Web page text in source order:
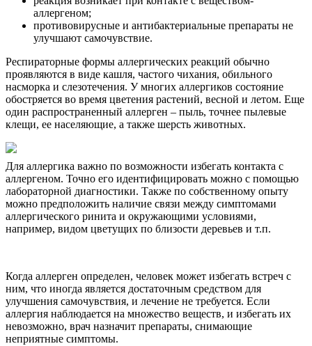
аллергеном;
противовирусные и антибактериальные препараты не
улучшают самочувствие.
Респираторные формы аллергических реакций обычно
проявляются в виде кашля, частого чихания, обильного
насморка и слезотечения. У многих аллергиков состояние
обостряется во время цветения растений, весной и летом. Еще
один распространенный аллерген – пыль, точнее пылевые
клещи, ее населяющие, а также шерсть животных.
Для аллергика важно по возможности избегать контакта с
аллергеном. Точно его идентифицировать можно с помощью
лабораторной диагностики. Также по собственному опыту
можно предположить наличие связи между симптомами
аллергического ринита и окружающими условиями,
например, видом цветущих по близости деревьев и т.п.
Когда аллерген определен, человек может избегать встреч с
ним, что иногда является достаточным средством для
улучшения самочувствия, и лечение не требуется. Если
аллергия наблюдается на множество веществ, и избегать их
невозможно, врач назначит препараты, снимающие
неприятные симптомы.